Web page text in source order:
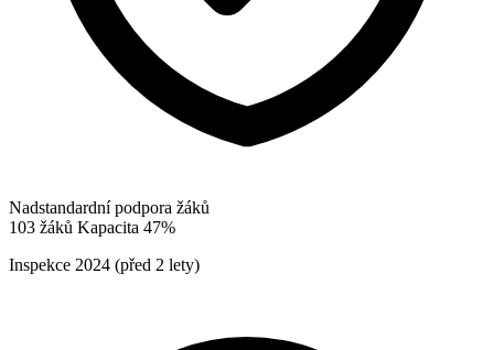
Nadstandardní podpora žáků
103 žáků Kapacita 47%
Inspekce 2024 (před 2 lety)